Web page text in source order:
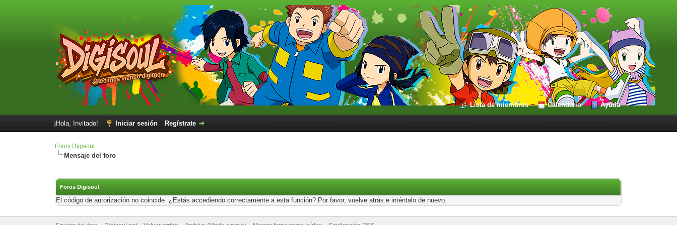
Lista de miembros Calendario Ayuda
¡Hola, Invitado! Iniciar sesión Regístrate
Foros Digisoul
Mensaje del foro
Foros Digisoul
El código de autorización no coincide. ¿Estás accediendo correctamente a esta función? Por favor, vuelve atrás e inténtalo de nuevo.